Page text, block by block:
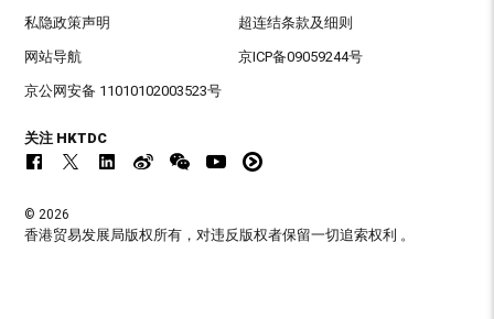
私隐政策声明 超连结条款及细则
网站导航 京ICP备09059244号
京公网安备 11010102003523号
关注 HKTDC
© 2026
香港贸易发展局版权所有，对违反版权者保留一切追索权利 。